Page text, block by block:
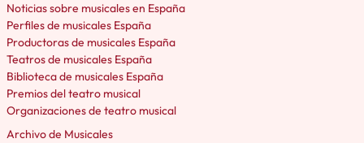
Noticias sobre musicales en España
Perfiles de musicales España
Productoras de musicales España
Teatros de musicales España
Biblioteca de musicales España
Premios del teatro musical
Organizaciones de teatro musical
Archivo de Musicales